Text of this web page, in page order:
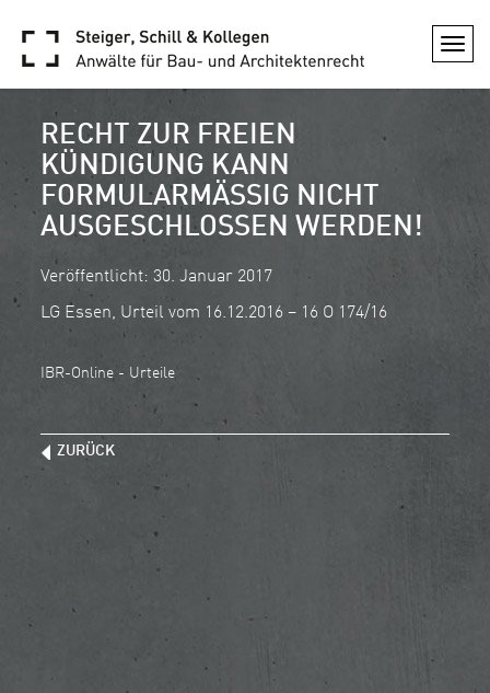
RECHT ZUR FREIEN
KÜNDIGUNG KANN
FORMULARMÄSSIG NICHT A
USGESCHLOSSEN WERDEN!
Veröffentlicht: 30. Januar 2017
LG Essen, Urteil vom 16.12.2016 – 16 O 174/16
IBR-Online - Urteile
ZURÜCK